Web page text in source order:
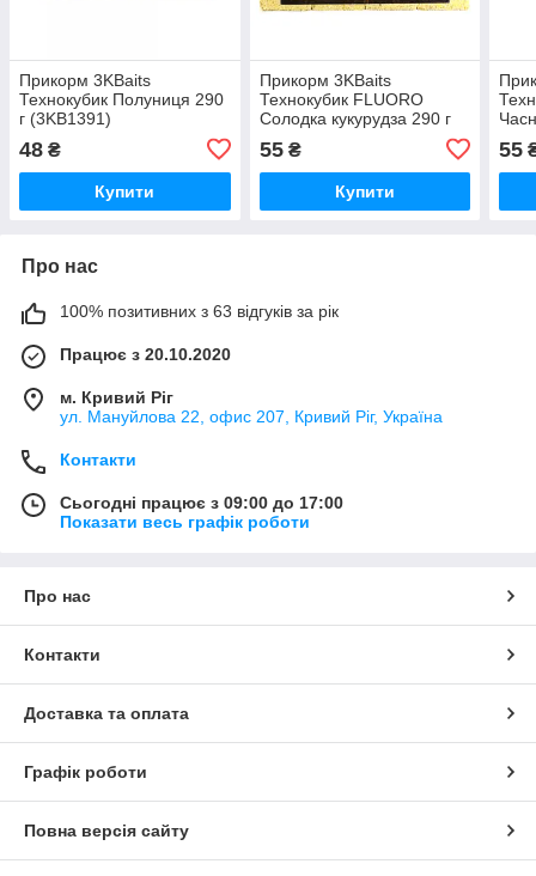
Прикорм 3KBaits
Технокубик Полуниця 290
г (3KB1391)
48 ₴
Купити
Прикорм 3KBaits
Технокубик FLUORO
Солодка кукурудза 290 г
55₴
Купити
55
Про нас
100% позитивних з 63 відгуків за рік
Працює з 20.10.2020
м. Кривий Ріг
ул. Мануйлова 22, офис 207, Кривий Ріг, Україна
Контакти
Сьогодні працює з 09:00 до 17:00
Показати весь графік роботи
Про нас
Контакти
Доставка та оплата
Графік роботи
Повна версія сайту